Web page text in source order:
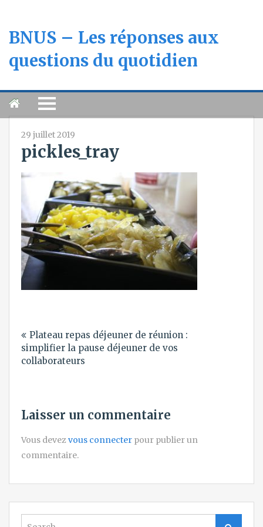
BNUS – Les réponses aux
questions du quotidien
29 juillet 2019
pickles_tray
de
l’article
Plateau repas déjeuner de réunion :
simplifier la pause déjeuner de vos
collaborateurs
Laisser un commentaire
Vous devezvous connecter pour publier un
commentaire.